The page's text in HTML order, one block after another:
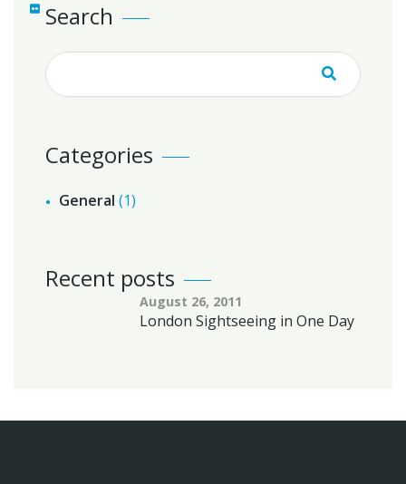
Search
Categories
General (1)
Recent posts
August 26, 2011
London Sightseeing in One Day